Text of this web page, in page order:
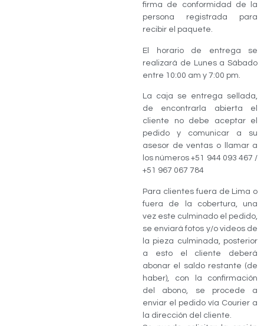
firma de conformidad de la
persona registrada para
recibir el paquete.
El horario de entrega se
realizará de Lunes a Sábado
entre 10:00 am y 7:00 pm.
La caja se entrega sellada,
de encontrarla abierta el
cliente no debe aceptar el
pedido y comunicar a su
asesor de ventas o llamar a
los números +51 944 093 467 /
+51 967 067 784
Para clientes fuera de Lima o
fuera de la cobertura, una
vez este culminado el pedido,
se enviará fotos y/o videos de
la pieza culminada, posterior
a esto el cliente deberá
abonar el saldo restante (de
haber), con la confirmación
del abono, se procede a
enviar el pedido vía Courier a
la dirección del cliente.